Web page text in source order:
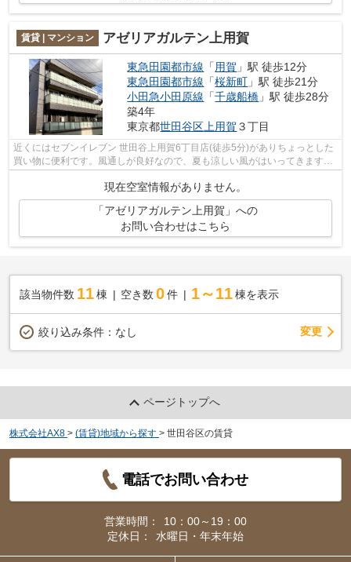
賃貸 | マンション アゼリアガルテン上用賀
東急田園都市線 「 用賀 」駅 徒歩12分
東急田園都市線 「桜新町 」駅 徒歩21分
小田急小田原線 「千歳船橋 」駅 徒歩28分
築4年
東京都世田谷区 上用賀 ３丁目
近くにはセブンイレブン 世田谷上用賀6丁目店(徒歩5分)がありちょっとした
買い物に便利です。風通しが良好なので、夏も涼しい風がはいってきます。
現在空室情報がありません。
「アゼリアガルテン上用賀」への
お問い合わせはこちら
該当物件数 11棟 空き数 0 件 1～11 棟を表示
絞り込み条件： なし 変更
ページトップへ
株式会社AX8 > (賃貸)地域から探す > 世田谷区の賃貸
電話でお問い合わせ
営業時間：
10：00～19：00
定休日：
水曜日・年末年始